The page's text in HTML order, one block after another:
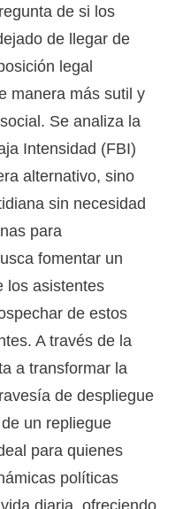
de si los
de llegar de
legal
manera más sutil y
Se analiza la
Intensidad (FBI)
alternativo, sino
sin necesidad
para
fomentar un
los asistentes
de estos
A través de la
a transformar la
de despliegue
un repliegue
para quienes
políticas
diaria, ofreciendo